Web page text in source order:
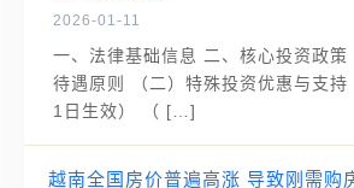
2026-01-11
一、法律基础信息 二、核心投资政策
待遇原则 （二）特殊投资优惠与支持
1日生效） （ […]
越南全国房价普遍高涨 导致刚需购